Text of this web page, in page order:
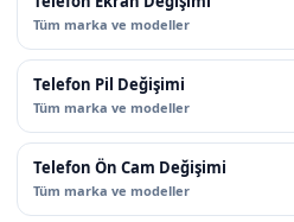
Tüm marka ve modeller
Telefon Pil Değişimi
Tüm marka ve modeller
Telefon Ön Cam Değişimi
Tüm marka ve modeller